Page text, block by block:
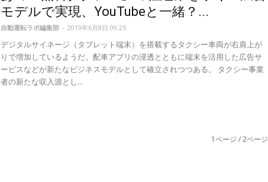
モデルで実現、YouTubeと一緒？...
自動運転ラボ編集部 - 2019年6月8日 09:25
デジタルサイネージ（タブレット端末）を搭載するタクシー車両が右肩上が
りで増加しているようだ。配車アプリの浸透とともに端末を活用した広告サ
ービスなどが新たなビジネスモデルとして確立されつつある。 タクシー事業
者の新たな収入源とし...
1ページ / 2ページ